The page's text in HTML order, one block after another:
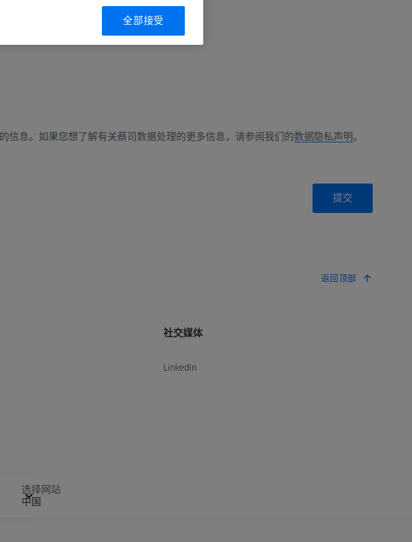
信息。如果您想了解有关蔡司数据处理的更多信息，请参阅我们的数据隐私声明。
提交
返回顶部
社交媒体
LinkedIn
选择网站
中国
全部接受